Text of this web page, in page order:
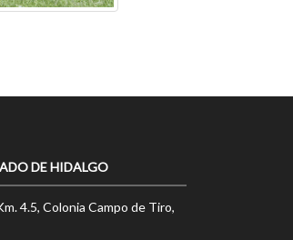
DE HIDALGO
4.5, Colonia Campo de Tiro,